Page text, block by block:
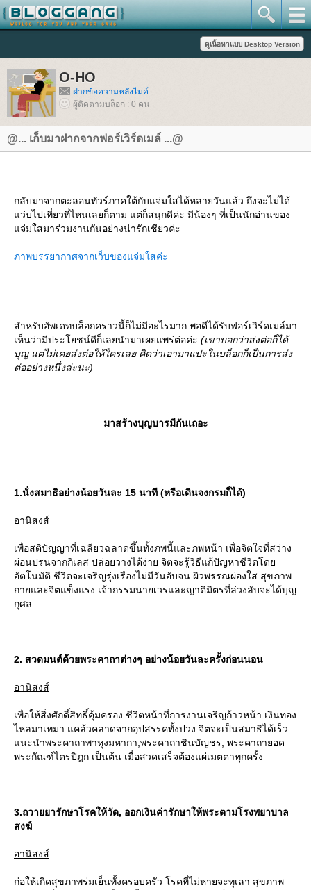
O-HO
ฝากข้อความหลังไมค์
ผู้ติดตามบล็อก : 0 คน
@... เก็บมาฝากจากฟอร์เวิร์ดเมล์ ...@
กลับมาจากตะลอนทัวร์ภาคใต้กับแจ่มใสได้หลายวันแล้ว ถึงจะไม่ได้
ว่บไปเที่ยวที่ไหนเลยก็ตาม แต่ก็สนุกดีค่ะ มีน้องๆ ที่เป็นนักอ่านของ
จ่มใสมาร่วมงานกันอย่างน่ารักเชียวค่ะ
ภาพบรรยากาศจากเว็บของแจ่มใสค่ะ
สำหรับอัพเดทบล็อกคราวนี้ก็ไม่มีอะไรมาก พอดีได้รับฟอร์เวิร์ดเมล์มา
เห็นว่ามีประโยชน์ดีก็เลยนำมาเผยแพร่ต่อค่ะ (เขาบอกว่าส่งต่อก็ได้
บุญ แต่ไม่เคยส่งต่อให้ใครเลย คิดว่าเอามาแปะในบล็อกก็เป็นการส่ง
ต่ออย่างหนึ่งล่ะนะ)
มาสร้างบุญบารมีกันเถอะ
1.นั่งสมาธิอย่างน้อยวันละ 15 นาที (หรือเดินจงกรมก็ได้)
อานิสงส์
เพื่อสติปัญญาที่เฉลียวฉลาดขึ้นทั้งภพนี้และภพหน้า เพื่อจิตใจที่สว่าง
ผ่อนปรนจากกิเลส ปล่อยวางได้ง่าย จิตจะรู้วิธีแก้ปัญหาชีวิตโด
อัตโนมัติ ชีวิตจะเจริญรุ่งเรืองไม่มีวันอับจน ผิวพรรณผ่องใส สุขภาพ
กายและจิตแข็งแรง เจ้ากรรมนายเวรและญาติมิตรที่ล่วงลับจะได้บุญ
กุศล
2. สวดมนต์ด้วยพระคาถาต่างๆ อย่างน้อยวันละครั้งก่อนนอน
อานิสงส์
เพื่อให้สิ่งศักดิ์สิทธิ์คุ้มครอง ชีวิตหน้าที่การงานเจริญก้าวหน้า เงินทอง
ไหลมาเทมา แคล้วคลาดจากอุปสรรคทั้งปวง จิตจะเป็นสมาธิได้เร็ว
นะนำพระคาถาพาหุงมหากา,พระคาถาชินบัญชร, พระคาถายอด
พระกัณฑ์ไตรปิฎก เป็นต้น เมื่อสวดเสร็จต้องแผ่เมตตาทุกครั้ง
3.ถวายยารักษาโรคให้วัด, ออกเงินค่ารักษาให้พระตามโรงพยาบาล
สงฆ์
อานิสงส์
ก่อให้เกิดสุขภาพร่มเย็นทั้งครอบครัว โรคที่ไม่หายจะทุเลา สุขภาพ